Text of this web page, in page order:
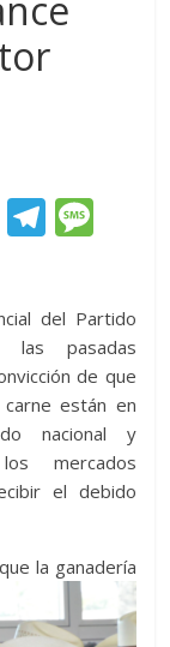
S T
gr
a
m
a
g
e
del Partido
las pasadas
de que
están en
nacional y
mercados
el debido
que la ganadería